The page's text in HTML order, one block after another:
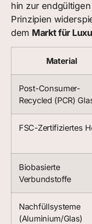
hin zur
Prinzipien
dem Markt für
Material
Post-Consumer-
Recycled (PCR)
FSC-Zertifiziertes
Biobasierte
Verbundstoffe
Nachfüllsysteme
(Aluminium/Glas)